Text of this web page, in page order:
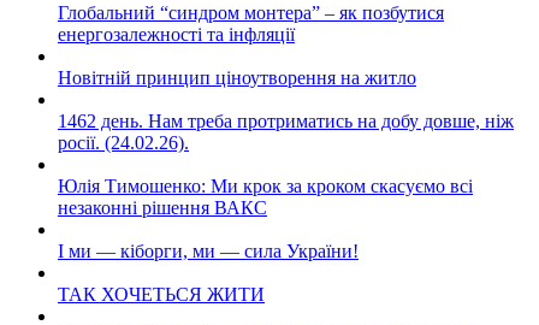
Глобальний “синдром монтера” – як позбутися
енергозалежності та інфляції
Новітній принцип ціноутворення на житло
1462 день. Нам треба протриматись на добу довше, ніж
росії. (24.02.26).
Юлія Тимошенко: Ми крок за кроком скасуємо всі
незаконні рішення ВАКС
І ми — кіборги, ми — сила України!
ТАК ХОЧЕТЬСЯ ЖИТИ